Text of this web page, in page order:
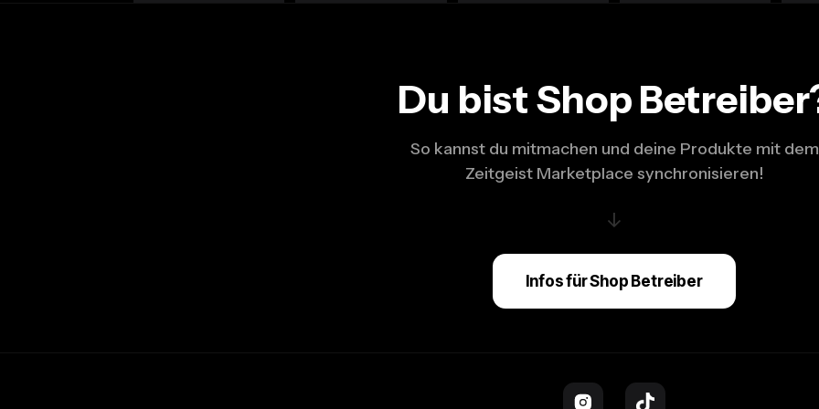
Du bist Shop
So kannst du mitmachen und deine Produkte mit dem
Zeitgeist Marketplace synchronisieren!
↓
Infos für Shop Betreiber